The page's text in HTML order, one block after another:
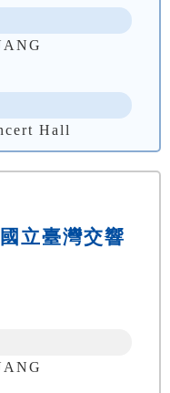
Hall
立臺灣交響